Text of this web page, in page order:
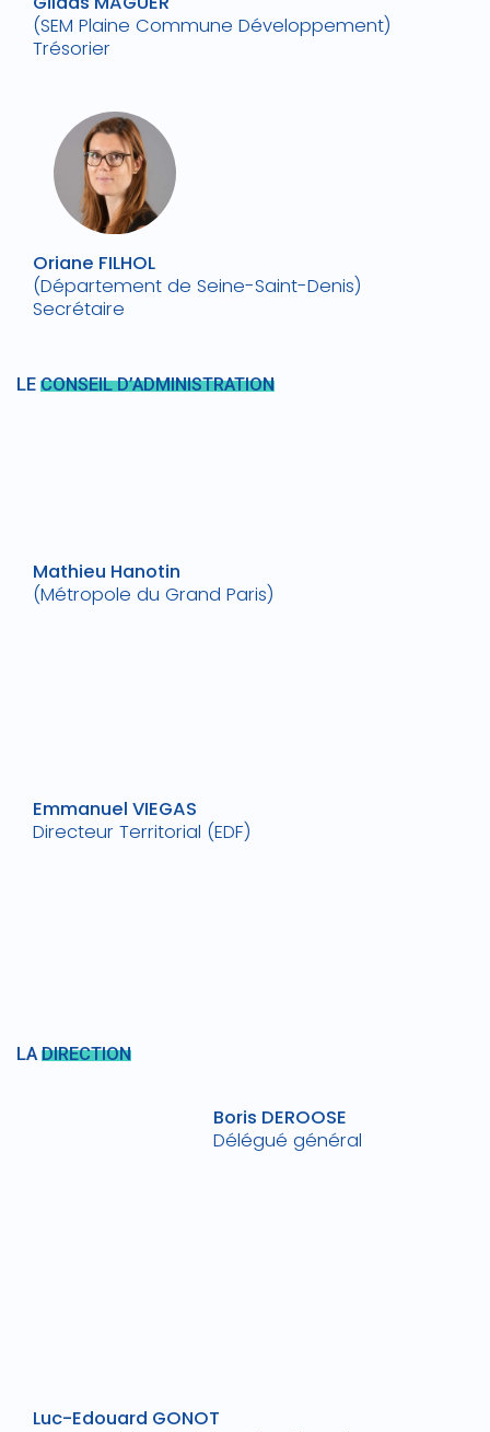
(SEM Plaine Commune Développement)
Trésorier
Oriane FILHOL
(Département de Seine-Saint-Denis)
Secrétaire
LE CONSEIL D’ADMINISTRATION
Mathieu Hanotin
(Métropole du Grand Paris)
Emmanuel VIEGAS
Directeur Territorial (EDF)
LA DIRECTION
Boris DEROOSE
Délégué général
Luc-Edouard GONOT